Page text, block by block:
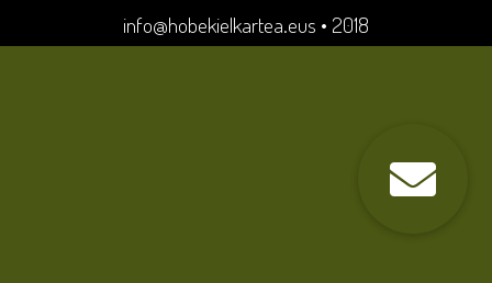
info@hobekielkartea.eus • 2018